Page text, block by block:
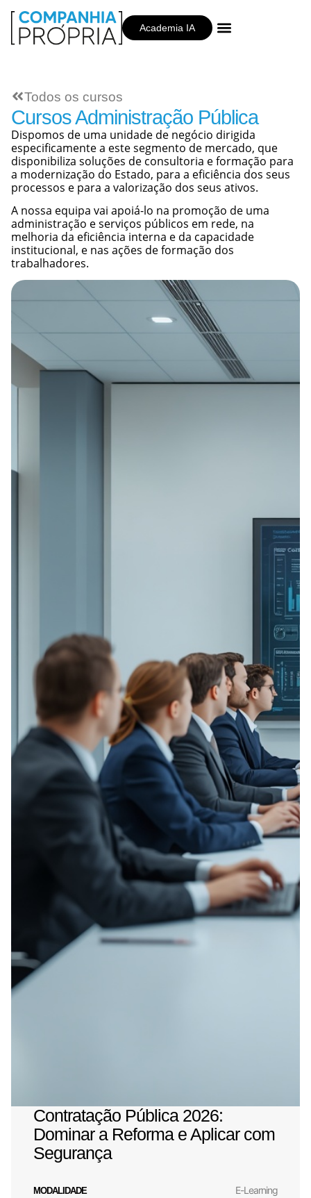
Academia IA
Todos os cursos
Cursos Administração Pública
Dispomos de uma unidade de negócio dirigida
especificamente a este segmento de mercado, que
disponibiliza soluções de consultoria e formação para
a modernização do Estado, para a eficiência dos seus
processos e para a valorização dos seus ativos.
A nossa equipa vai apoiá-lo na promoção de uma
administração e serviços públicos em rede, na
melhoria da eficiência interna e da capacidade
institucional, e nas ações de formação dos
trabalhadores.
Contratação Pública 2026:
Dominar a Reforma e Aplicar com
Segurança
MODALIDADE E-Learning